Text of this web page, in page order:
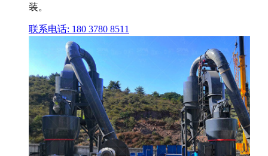
装。
联系电话: 180 3780 8511